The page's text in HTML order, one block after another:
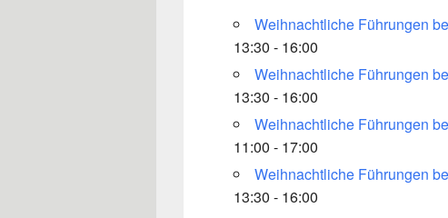
Weihnachtliche Führungen
13:30 - 16:00
Weihnachtliche Führungen
13:30 - 16:00
Weihnachtliche Führungen
11:00 - 17:00
Weihnachtliche Führungen
13:30 - 16:00